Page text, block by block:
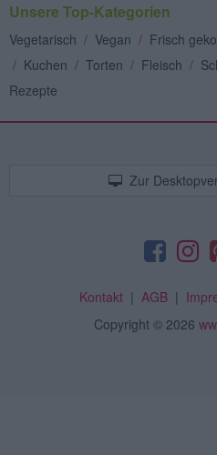
Unsere Top-Kategorien
Vegetarisch / Vegan / Frisch
/ Kuchen / Torten / Fleisch /
Rezepte
Zur
Kontakt| AGB|
Copyright © 2026